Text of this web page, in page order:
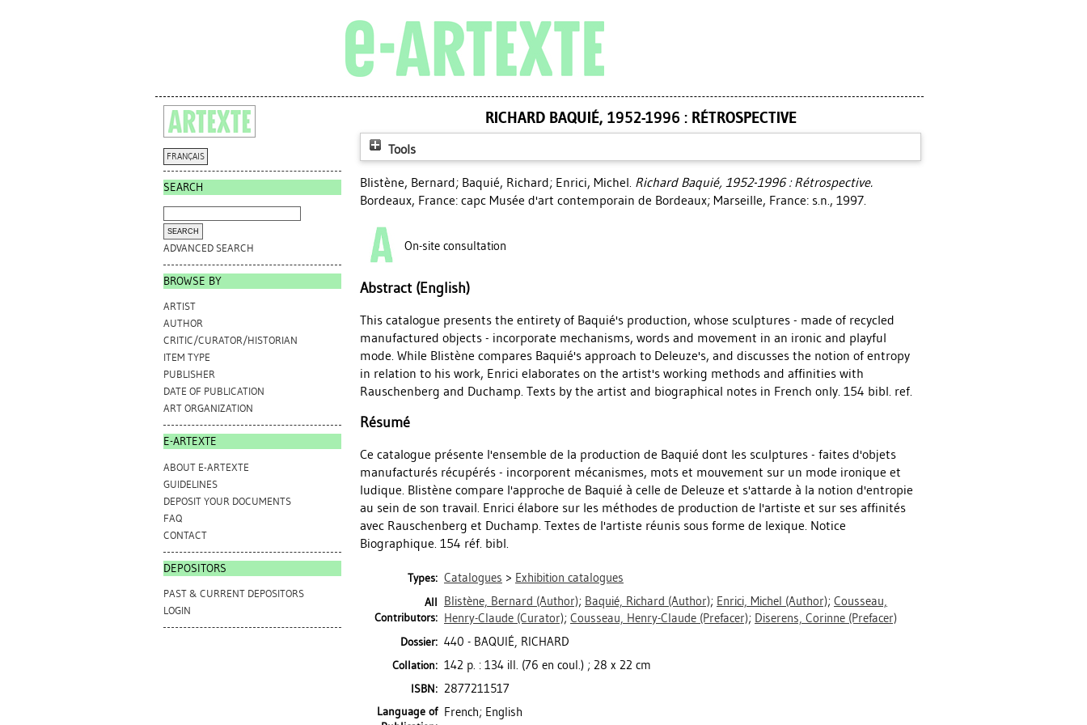
FRANÇAIS
SEARCH
ADVANCED SEARCH
BROWSE BY
ARTIST
AUTHOR
CRITIC/CURATOR/HISTORIAN
ITEM TYPE
PUBLISHER
DATE OF PUBLICATION
ART ORGANIZATION
E-ARTEXTE
ABOUT E-ARTEXTE
GUIDELINES
DEPOSIT YOUR DOCUMENTS
FAQ
CONTACT
DEPOSITORS
PAST & CURRENT DEPOSITORS
LOGIN
RICHARD BAQUIÉ, 1952-1996 : RÉTROSPECTIVE
Tools
Blistène, Bernard; Baquié, Richard; Enrici, Michel. Richard Baquié, 1952-1996 : Rétrospective.
Bordeaux, France: capc Musée d'art contemporain de Bordeaux; Marseille, France: s.n., 1997.
On-site consultation
Abstract (English)
This catalogue presents the entirety of Baquié's production, whose sculptures - made of recycled
manufactured objects - incorporate mechanisms, words and movement in an ironic and playful
mode. While Blistène compares Baquié's approach to Deleuze's, and discusses the notion of entropy
in relation to his work, Enrici elaborates on the artist's working methods and affinities with
Rauschenberg and Duchamp. Texts by the artist and biographical notes in French only. 154 bibl. ref.
Résumé
Ce catalogue présente l'ensemble de la production de Baquié dont les sculptures - faites d'objets
manufacturés récupérés - incorporent mécanismes, mots et mouvement sur un mode ironique et
ludique. Blistène compare l'approche de Baquié à celle de Deleuze et s'attarde à la notion d'entropie
au sein de son travail. Enrici élabore sur les méthodes de production de l'artiste et sur ses affinités
avec Rauschenberg et Duchamp. Textes de l'artiste réunis sous forme de lexique. Notice
Biographique. 154 réf. bibl.
Types: Catalogues > Exhibition catalogues
All
Contributors:
Blistène, Bernard (Author); Baquié, Richard (Author); Enrici, Michel (Author); Cousseau,
Henry-Claude (Curator); Cousseau, Henry-Claude (Prefacer); Diserens, Corinne (Prefacer)
Dossier: 440 - BAQUIÉ, RICHARD
Collation: 142 p. : 134 ill. (76 en coul.) ; 28 x 22 cm
ISBN: 2877211517
Language of French; English